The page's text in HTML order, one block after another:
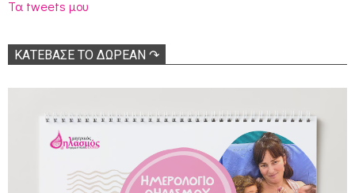
Τα tweets μου
ΚΑΤΕΒΑΣΕ ΤΟ ΔΩΡΕΑΝ ↷